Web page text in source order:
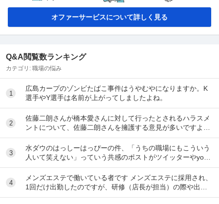
オファーサービスについて詳しく見る
Q&A閲覧数ランキング
カテゴリ: 職場の悩み
1
広島カープのゾンビたばこ事件はうやむやになりますか。K
選手やY選手は名前が上がってしましたよね。
2
佐藤二朗さんが橋本愛さんに対して行ったとされるハラスメ
ントについて、佐藤二朗さんを擁護する意見が多いですよ
ね。 これは極端に言えば、 「ハラスメントでは...
3
水ダウのはっしーはっぴーの件、「うちの職場にもこういう
人いて笑えない」っていう共感のポストがツイッターやyout
ubeのコメント欄に多すぎてそっちに驚いて...
4
メンズエステで働いている者です メンズエステに採用され、
1回だけ出勤したのですが、研修（店長が担当）の際や出勤
時に「元々デリをやっていたなら」という理由で...